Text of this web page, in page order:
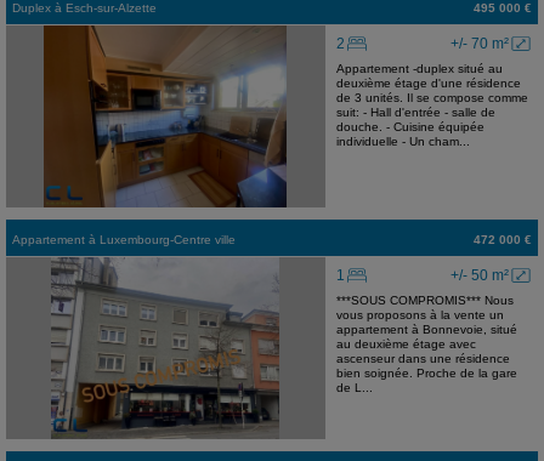
Duplex à Esch-sur-Alzette 495 000 €
+/- 70 m²
2
Appartement -duplex situé au
deuxième étage d'une résidence
de 3 unités. Il se compose comme
suit: - Hall d'entrée - salle de
douche. - Cuisine équipée
individuelle - Un cham...
Appartement à Luxembourg-Centre ville 472 000 €
+/- 50 m²
1
***SOUS COMPROMIS*** Nous
vous proposons à la vente un
appartement à Bonnevoie, situé
au deuxième étage avec
ascenseur dans une résidence
bien soignée. Proche de la gare
de L...